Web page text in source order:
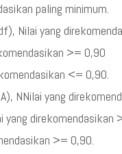
paling minimum.
Nilai yang
>= 0,90
<= 0,90.
NNilai yang
yang direkomendasikan
>= 0,90.